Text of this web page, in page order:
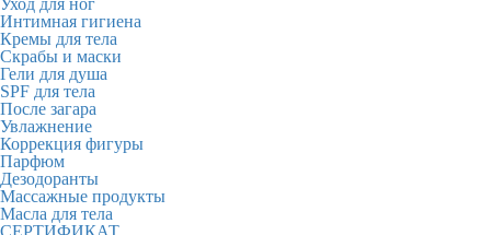
Уход для ног
Интимная гигиена
Кремы для тела
Скрабы и маски
Гели для душа
SPF для тела
После загара
Увлажнение
Коррекция фигуры
Парфюм
Дезодоранты
Массажные продукты
Масла для тела